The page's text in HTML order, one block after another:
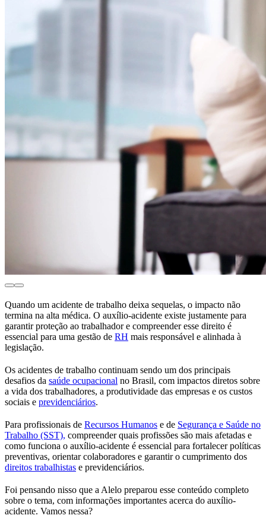
Quando um acidente de trabalho deixa sequelas, o impacto não
termina na alta médica. O auxílio-acidente existe justamente para
garantir proteção ao trabalhador e compreender esse direito é
essencial para uma gestão de RH mais responsável e alinhada à
legislação.
Os acidentes de trabalho continuam sendo um dos principais
desafios da saúde ocupacional no Brasil, com impactos diretos sobre
a vida dos trabalhadores, a produtividade das empresas e os custos
sociais e previdenciários.
Para profissionais de Recursos Humanos e de Segurança e Saúde no
Trabalho (SST), compreender quais profissões são mais afetadas e
como funciona o auxílio-acidente é essencial para fortalecer políticas
preventivas, orientar colaboradores e garantir o cumprimento dos
direitos trabalhistas e previdenciários.
Foi pensando nisso que a Alelo preparou esse conteúdo completo
sobre o tema, com informações importantes acerca do auxílio-
acidente. Vamos nessa?